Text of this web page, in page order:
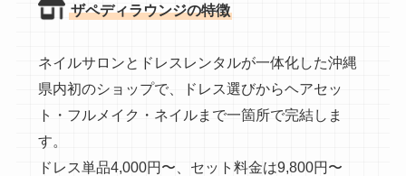
ザペディラウンジの特徴
ネイルサロンとドレスレンタルが一体化した沖縄
県内初のショップで、ドレス選びからヘアセッ
ト・フルメイク・ネイルまで一箇所で完結しま
す。
ドレス単品4,000円〜、セット料金は9,800円〜